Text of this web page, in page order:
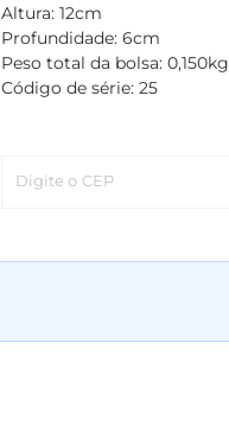
Altura: 12cm
Profundidade: 6cm
Peso total da bolsa: 0,150kg
Código de série: 25
Digite o CEP